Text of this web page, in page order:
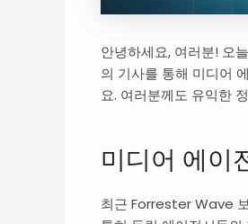
안녕하세요, 여러분! 오
의 기사를 통해 미디어
요. 여러분께도 유익한
미디어 에이
최근 Forrester Wave